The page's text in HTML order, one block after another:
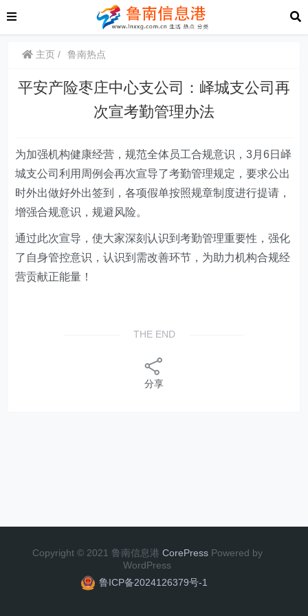
主页 鲁南热点
平安产险枣庄中心支公司：峄城支公司再
次宣考勤管理办法
为加强机构健康经营，规范全体员工合规意识，3月6日峄
城支公司利用周例会再次宣导了考勤管理规定，要求公出
时外出做好外出签到，各项假单按照规章制度进行提请，
增强合规意识，规避风险。
通过此次宣导，使大家深刻认识到考勤管理重要性，强化
了自身管控意识，认识到需改善环节，为助力机构合规经
营贡献正能量！
THE END
分享
Copyright © 2021 鲁南信息港 CorePress Powered by
WordPress
鲁ICP备2024126379号-1